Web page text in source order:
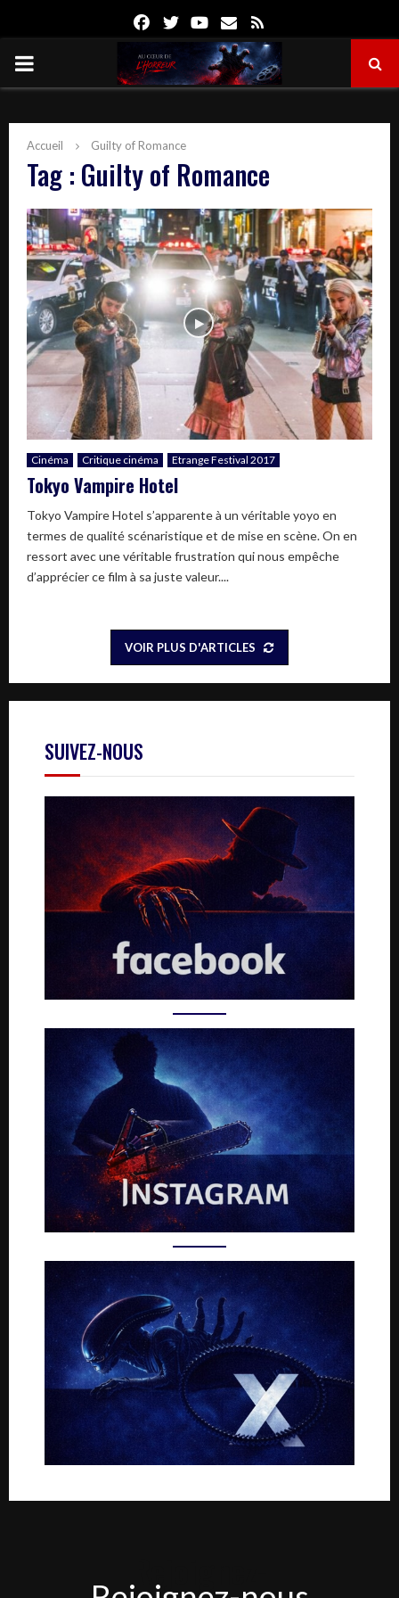
FacebookTwitterYoutube
Email
PRIMARY
Accueil Guilty of Romance
Tag : Guilty of Romance
Cinéma Critique cinéma Etrange Festival 2017
Tokyo Vampire Hotel
Tokyo Vampire Hotel s’apparente à un véritable yoyo en
termes de qualité scénaristique et de mise en scène. On en
ressort avec une véritable frustration qui nous empêche
d’apprécier ce film à sa juste valeur....
VOIR PLUS D'ARTICLES
SUIVEZ-NOUS